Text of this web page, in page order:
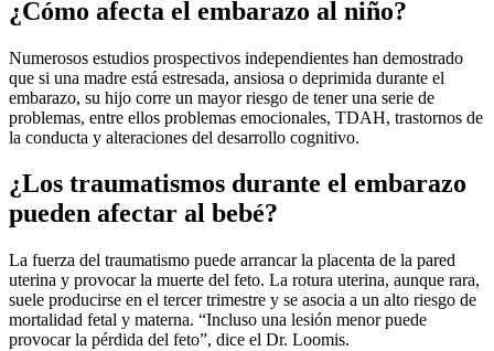
¿Cómo afecta el embarazo al niño?
Numerosos estudios prospectivos independientes han demostrado
que si una madre está estresada, ansiosa o deprimida durante el
embarazo, su hijo corre un mayor riesgo de tener una serie de
problemas, entre ellos problemas emocionales, TDAH, trastornos de
la conducta y alteraciones del desarrollo cognitivo.
¿Los traumatismos durante el embarazo
pueden afectar al bebé?
La fuerza del traumatismo puede arrancar la placenta de la pared
uterina y provocar la muerte del feto. La rotura uterina, aunque rara,
suele producirse en el tercer trimestre y se asocia a un alto riesgo de
mortalidad fetal y materna. “Incluso una lesión menor puede
provocar la pérdida del feto”, dice el Dr. Loomis.